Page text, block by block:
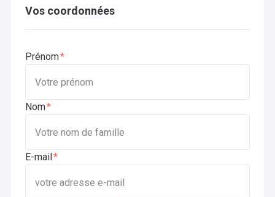
Vos coordonnées
Prénom
Nom
E-mail